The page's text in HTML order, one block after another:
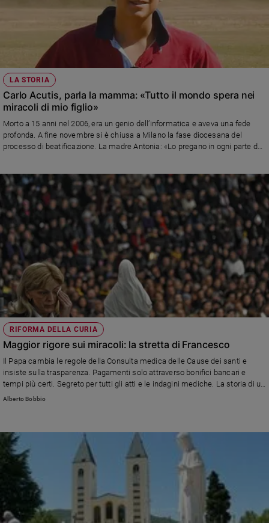
LA STORIA
Carlo Acutis, parla la mamma: «Tutto il mondo spera nei
miracoli di mio figlio»
Morto a 15 anni nel 2006, era un genio dell’informatica e aveva una fede
profonda. A fine novembre si è chiusa a Milano la fase diocesana del
processo di beatificazione. La madre Antonia: «Lo pregano in ogni parte del
RIFORMA DELLA CURIA
Maggior rigore sui miracoli: la stretta di Francesco
Il Papa cambia le regole della Consulta medica delle Cause dei santi e
insiste sulla trasparenza. Pagamenti solo attraverso bonifici bancari e
tempi più certi. Segreto per tutti gli atti e le indagini mediche. La storia di un
organismo nato con Giovanni XXIII.
Alberto Bobbio